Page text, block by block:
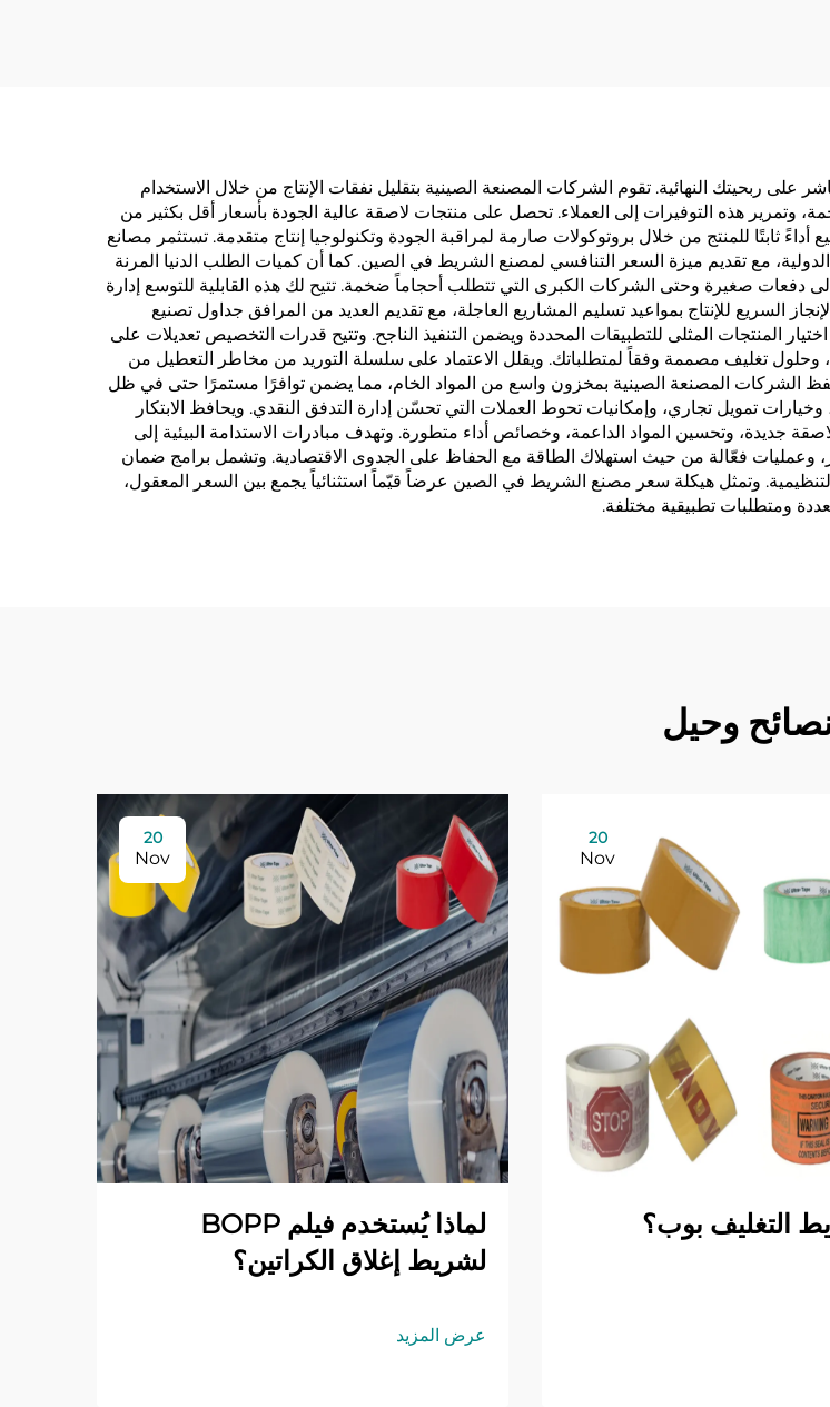
ربحيتك النهائية. تقوم الشركات المصنعة الصينية بتقليل نفقات الإنتاج من خلال الاستخدام
ضخمة، وتمرير هذه التوفيرات إلى العملاء. تحصل على منتجات لاصقة عالية الجودة بأسعار أقل بكثير من
ثابتًا للمنتج من خلال بروتوكولات صارمة لمراقبة الجودة وتكنولوجيا إنتاج متقدمة. تستثمر مصانع
مع تقديم ميزة السعر التنافسي لمصنع الشريط في الصين. كما أن كميات الطلب الدنيا المرنة
دفعات صغيرة وحتى الشركات الكبرى التي تتطلب أحجاماً ضخمة. تتيح لك هذه القابلية للتوسع إدارة
السريع للإنتاج بمواعيد تسليم المشاريع العاجلة، مع تقديم العديد من المرافق جداول تصنيع
المنتجات المثلى للتطبيقات المحددة ويضمن التنفيذ الناجح. وتتيح قدرات التخصيص تعديلات على
تغليف مصممة وفقاً لمتطلباتك. ويقلل الاعتماد على سلسلة التوريد من مخاطر التعطيل من
الشركات المصنعة الصينية بمخزون واسع من المواد الخام، مما يضمن توافرًا مستمرًا حتى في ظل
تمويل تجاري، وإمكانيات تحوط العملات التي تحسّن إدارة التدفق النقدي. ويحافظ الابتكار
جديدة، وتحسين المواد الداعمة، وخصائص أداء متطورة. وتهدف مبادرات الاستدامة البيئية إلى
وعمليات فعّالة من حيث استهلاك الطاقة مع الحفاظ على الجدوى الاقتصادية. وتشمل برامج ضمان
التنظيمية. وتمثل هيكلة سعر مصنع الشريط في الصين عرضاً قيّماً استثنائياً يجمع بين السعر المعقول،
ومتطلبات تطبيقية مختلفة.
وحيل
20
Nov
التغليف بوب؟
20
Nov
لماذا يُستخدم فيلم BOPP
لشريط إغلاق الكراتين؟
عرض المزيد